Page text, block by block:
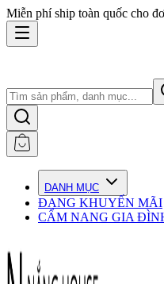
Miễn phí ship toàn quốc cho
DANH MỤC
ĐANG KHUYẾN MÃI
CẨM NANG GIA